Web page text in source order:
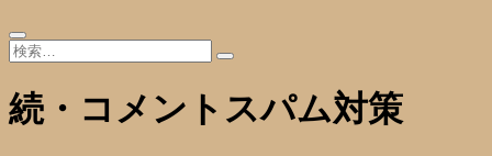
続・コメントスパム対策